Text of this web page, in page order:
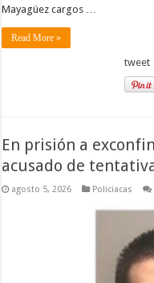
Mayagüez cargos …
Read More »
tweet
En prisión a
acusado de
agosto 5, 2026 Policiacas